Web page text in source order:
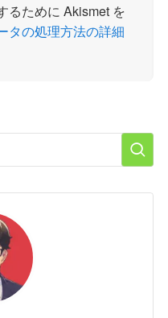
るために Akismet を
タの処理方法の詳細